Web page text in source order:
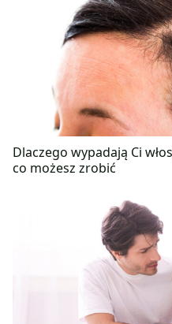
Dlaczego wypadają Ci
co możesz zrobić